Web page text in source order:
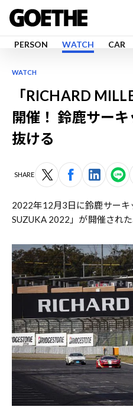
PERSON WATCH CAR
WATCH
「RICHARD
開催！ 鈴鹿サー
抜ける
SHARE
2022年12月3日に鈴鹿サーキ
SUZUKA 2022」が開催された